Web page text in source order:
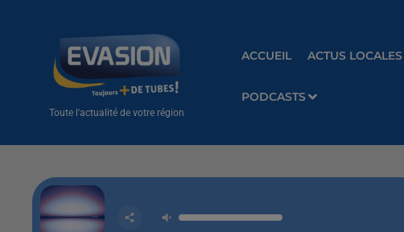
Toute l'actualité de votre région
ACCUEIL ACTUS LOCALES
PODCASTS